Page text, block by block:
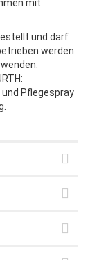
mit
und darf
werden.
Pflegespray